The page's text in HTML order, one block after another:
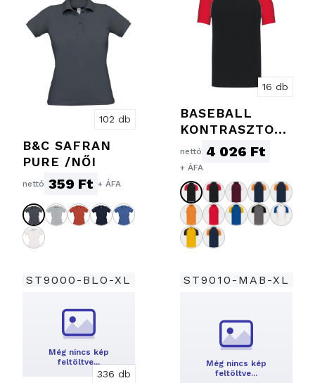
102 db
B&C SAFRAN
PURE /NŐI
nettó 359 Ft + ÁFA
16 db
BASEBALL
KONTRASZTOS
GALLÉROS
PÓLÓ
nettó 4 026 Ft
+ ÁFA
ST9000-BLO-XL
Még nincs kép
feltöltve…
336 db
ST9010-MAB-XL
Még nincs kép
feltöltve…